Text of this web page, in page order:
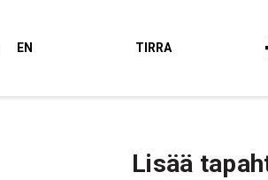
EN TIRRA
Lisää